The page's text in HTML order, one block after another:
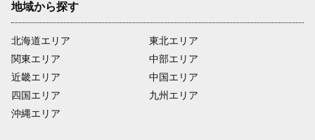
地域から探す
北海道エリア
関東エリア
近畿エリア
四国エリア
沖縄エリア
東北エリア
中部エリア
中国エリア
九州エリア